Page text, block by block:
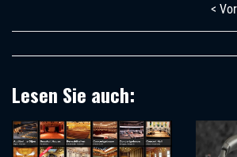
<
Lesen Sie auch: